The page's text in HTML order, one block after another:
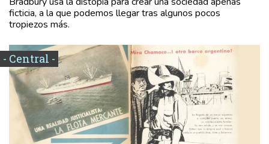
ficticia, a la que podemos llegar tras algunos pocos
tropiezos más.
- Central -